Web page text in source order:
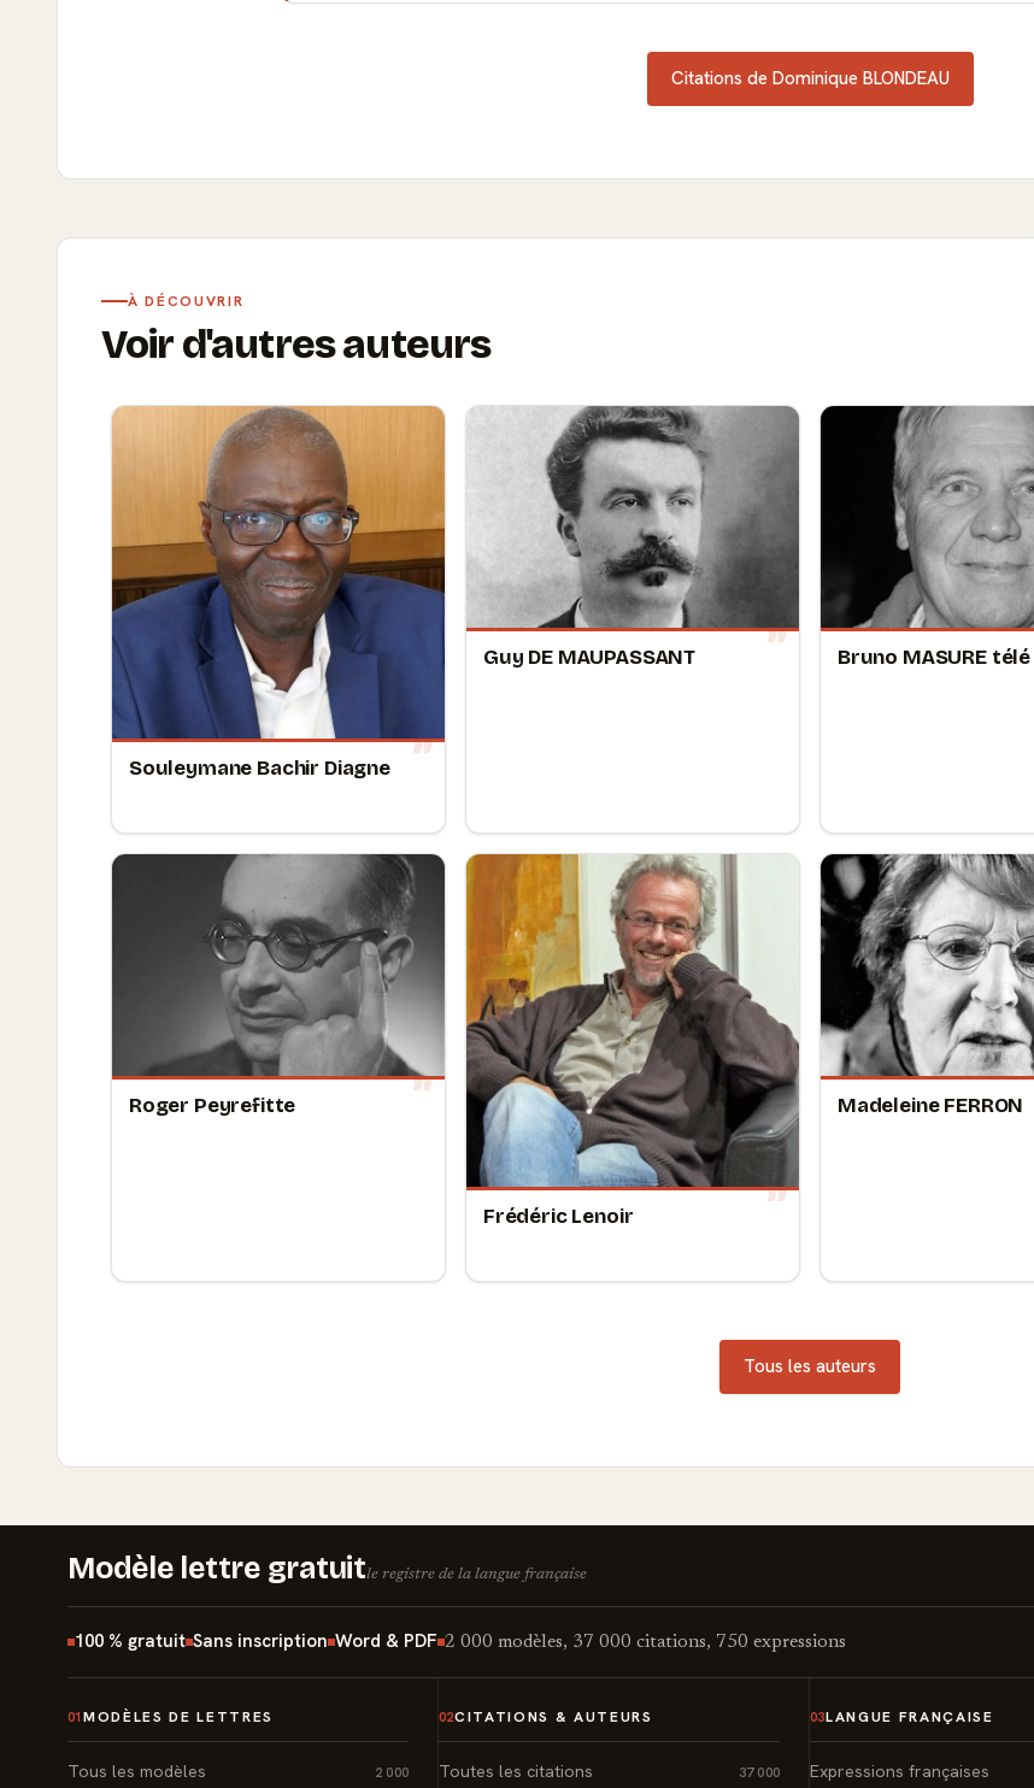
Citations de Dominique BLONDEAU
À DÉCOUVRIR
Voir d'autres auteurs
Souleymane Bachir Diagne
Guy DE MAUPASSANT Bruno MASURE télé
Roger Peyrefitte
Frédéric Lenoir
Madeleine FERRON
Tous les auteurs
Modèle lettre gratuitle registre de la langue française
100 % gratuit Sans inscription Word & PDF 2 000 modèles, 37 000 citations, 750 expressions
01 MODÈLES DE LETTRES
Tous les modèles 2 000
02CITATIONS & AUTEURS
Toutes les citations 37 000
03LANGUE FRANÇAISE
Expressions françaises